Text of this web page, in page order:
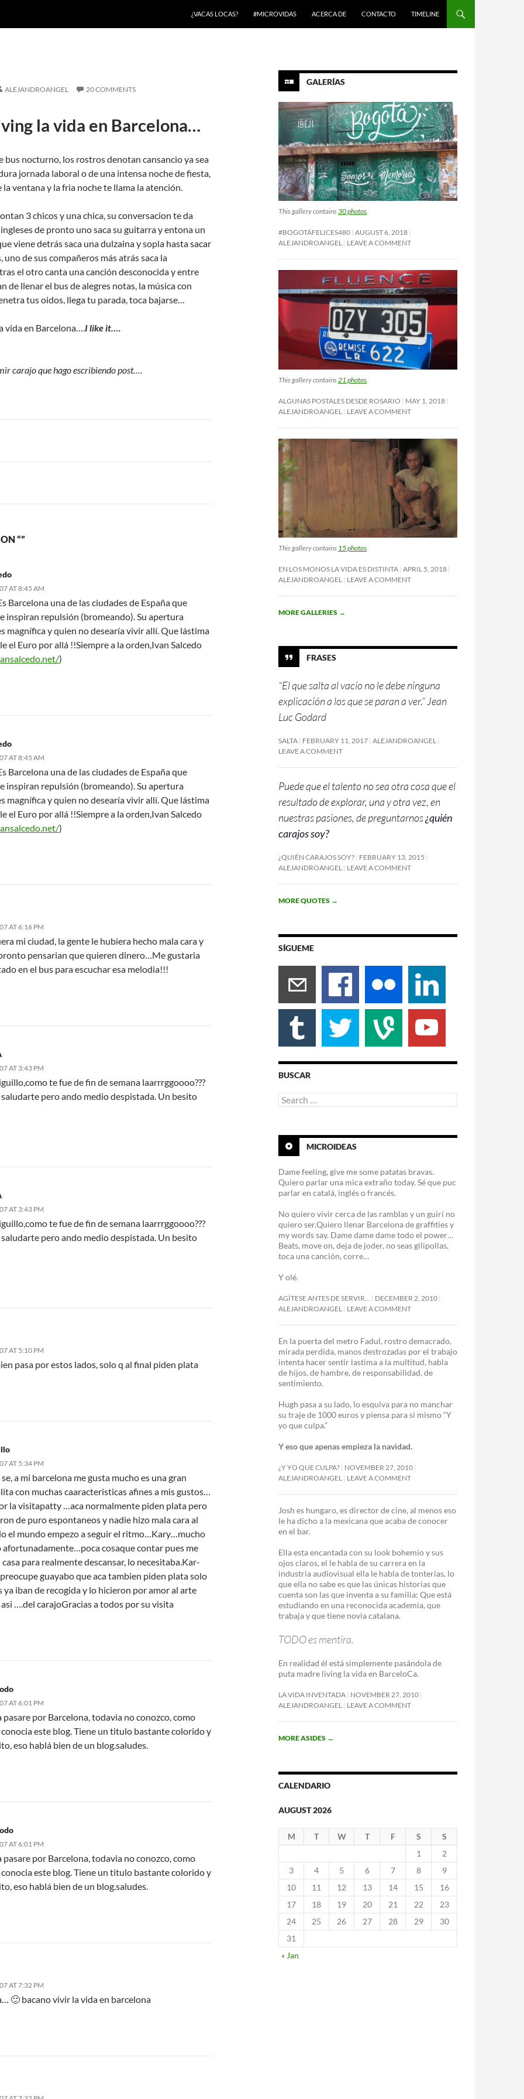
¿VACAS LOCAS? #MICROVIDAS ACERCA DE CONTACTO TIMELINE
ALEJANDROANGEL 20 COMMENTS
la vida en Barcelona…
bus nocturno, los rostros denotan cansancio ya sea
jornada laboral o de una intensa noche de fiesta,
la ventana y la fria noche te llama la atención.
3 chicos y una chica, su conversacion te da
de pronto uno saca su guitarra y entona un
viene detrás saca una dulzaina y sopla hasta sacar
de sus compañeros más atrás saca la
el otro canta una canción desconocida y entre
de llenar el bus de alegres notas, la música con
tus oidos, llega tu parada, toca bajarse…
vida en Barcelona….I like it.…
carajo que hago escribiendo post….
“”
AT 8:45 AM
Barcelona una de las ciudades de España que
inspiran repulsión (bromeando). Su apertura
magnífica y quien no desearía vivir allí. Que lástima
el Euro por allá !!Siempre a la orden,Ivan Salcedo
)
AT 8:45 AM
Barcelona una de las ciudades de España que
inspiran repulsión (bromeando). Su apertura
magnífica y quien no desearía vivir allí. Que lástima
el Euro por allá !!Siempre a la orden,Ivan Salcedo
)
AT 6:16 PM
mi ciudad, la gente le hubiera hecho mala cara y
pensarian que quieren dinero…Me gustaria
en el bus para escuchar esa melodia!!!
AT 3:43 PM
te fue de fin de semana laarrrggoooo???
saludarte pero ando medio despistada. Un besito
AT 3:43 PM
te fue de fin de semana laarrrggoooo???
saludarte pero ando medio despistada. Un besito
AT 5:10 PM
pasa por estos lados, solo q al final piden plata
AT 5:34 PM
a mi barcelona me gusta mucho es una gran
con muchas caaracteristicas afines a mis gustos…
la visitapatty …aca normalmente piden plata pero
de puro espontaneos y nadie hizo mala cara al
el mundo empezo a seguir el ritmo…Kary…mucho
afortunadamente…poca cosaque contar pues me
para realmente descansar, lo necesitaba.Kar-
guayabo que aca tambien piden plata solo
ya iban de recogida y lo hicieron por amor al arte
….del carajoGracias a todos por su visita
AT 6:01 PM
pasare por Barcelona, todavia no conozco, como
este blog. Tiene un titulo bastante colorido y
eso hablá bien de un blog.saludes.
AT 6:01 PM
pasare por Barcelona, todavia no conozco, como
este blog. Tiene un titulo bastante colorido y
eso hablá bien de un blog.saludes.
AT 7:32 PM
🙂 bacano vivir la vida en barcelona
GALERÍAS
This gallery contains30 photos.
#BOGOTÁFELICES480 AUGUST 6, 2018
ALEJANDROANGEL LEAVE A COMMENT
This gallery contains 21 photos
ALGUNAS POSTALES DESDE ROSARIO
MAY 1, 2018
ALEJANDROANGEL
LEAVE A COMMENT
This gallery contains 15 photos.
EN LOS MONOS LA VIDA ES DISTINTA APRIL 5, 2018
ALEJANDROANGEL LEAVE A COMMENT
MORE GALLERIES →
FRASES
“El que salta al vacío no le debe ninguna
explicación a los que se paran a ver.” Jean
Luc Godard
SALTA FEBRUARY 11, 2017 ALEJANDROANGEL
LEAVE A COMMENT
Puede que el talento no sea otra cosa que el
resultado de explorar, una y otra vez, en
nuestras pasiones, de preguntarnos¿quién
carajos soy?
¿QUIÉN CARAJOS SOY? FEBRUARY 13, 2015
ALEJANDROANGEL LEAVE A COMMENT
MORE QUOTES →
SÍGUEME
BUSCAR
Search
for:
MICROIDEAS
Dame feeling, give me some patatas bravas.
Quiero parlar una mica extraño today. Sé que puc
parlar en catalá, inglés o francés.
No quiero vivir cerca de las ramblas y un guiri no
quiero ser.Quiero llenar Barcelona de graffities y
my words say. Dame dame dame todo el power…
Beats, move on, deja de joder, no seas gilipollas,
toca una canción, corre…
Y olé.
AGÍTESE ANTES DE SERVIR…
DECEMBER 2, 2010
ALEJANDROANGEL LEAVE A COMMENT
En la puerta del metro Fadul, rostro demacrado,
mirada perdida, manos destrozadas por el trabajo
intenta hacer sentir lastima a la multitud, habla
de hijos, de hambre, de responsabilidad, de
sentimiento.
Hugh pasa a su lado, lo esquiva para no manchar
su traje de 1000 euros y piensa para si mismo “Y
yo que culpa.”
Y eso que apenas empieza la navidad.
¿Y YO QUE CULPA? NOVEMBER 27, 2010
ALEJANDROANGEL LEAVE A COMMENT
Josh es hungaro, es director de cine, al menos eso
le ha dicho a la mexicana que acaba de conocer
en el bar.
Ella esta encantada con su look bohemio y sus
ojos claros, el le habla de su carrera en la
industria audiovisual ella le habla de tonterías, lo
que ella no sabe es que las únicas historias que
cuenta son las que inventa a su familia: Que está
estudiando en una reconocida academia, que
trabaja y que tiene novia catalana.
TODO es mentira.
En realidad él está simplemente pasándola de
puta madre living la vida en BarceloCa.
LA VIDA INVENTADA NOVEMBER 27, 2010
ALEJANDROANGEL LEAVE A COMMENT
MORE ASIDES →
CALENDARIO
AUGUST 2026
M T W T F S
S
1
2
3
4 5 6 7 8
9
10
11 12 13 14 15
16
17
18 19 20 21 22
23
24
25 26 27 28 29
30
31
« Jan